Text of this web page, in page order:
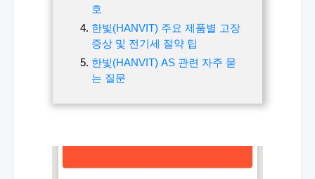
호
한빛(HANVIT) 주요 제품별 고장
증상 및 전기세 절약 팁
한빛(HANVIT) AS 관련 자주 묻
는 질문